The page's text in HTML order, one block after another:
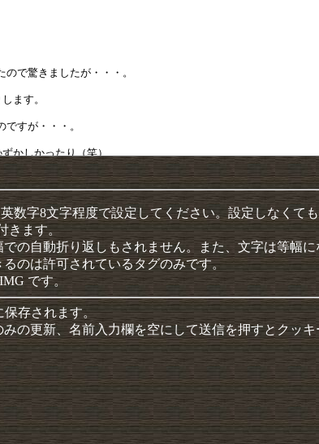
数字8文字程度で設定してください。設定しなくて
きます。
の自動折り返しもされません。また、文字は等幅に
のは許可されているタグのみです。
です。
保存されます。
の更新、名前入力欄を空にして送信を押すとクッキ